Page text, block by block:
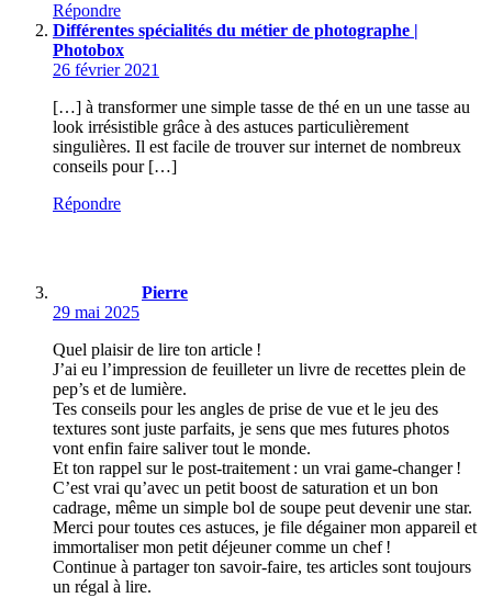
Répondre
Différentes spécialités du métier de photographe |
Photobox
26 février 2021
[…] à transformer une simple tasse de thé en un une tasse au
look irrésistible grâce à des astuces particulièrement
singulières. Il est facile de trouver sur internet de nombreux
conseils pour […]
Répondre
Pierre
29 mai 2025
Quel plaisir de lire ton article !
J’ai eu l’impression de feuilleter un livre de recettes plein de
pep’s et de lumière.
Tes conseils pour les angles de prise de vue et le jeu des
textures sont juste parfaits, je sens que mes futures photos
vont enfin faire saliver tout le monde.
Et ton rappel sur le post-traitement : un vrai game-changer !
C’est vrai qu’avec un petit boost de saturation et un bon
cadrage, même un simple bol de soupe peut devenir une star.
Merci pour toutes ces astuces, je file dégainer mon appareil et
immortaliser mon petit déjeuner comme un chef !
Continue à partager ton savoir-faire, tes articles sont toujours
un régal à lire.